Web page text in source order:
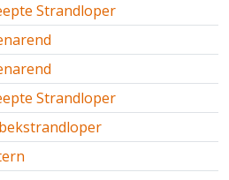
Strandloper
Strandloper